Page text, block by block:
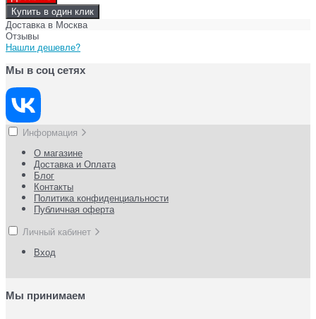
Купить в один клик
Доставка в Москва
Отзывы
Нашли дешевле?
Мы в соц сетях
Информация
О магазине
Доставка и Оплата
Блог
Контакты
Политика конфиденциальности
Публичная оферта
Личный кабинет
Вход
Мы принимаем